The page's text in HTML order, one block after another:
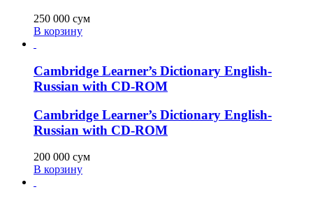
250 000 сум
В корзину
Cambridge Learner’s Dictionary English-
Russian with CD-ROM
Cambridge Learner’s Dictionary English-
Russian with CD-ROM
200 000 сум
В корзину